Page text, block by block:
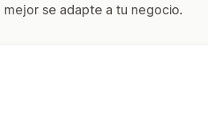
mejor se adapte a tu negocio.